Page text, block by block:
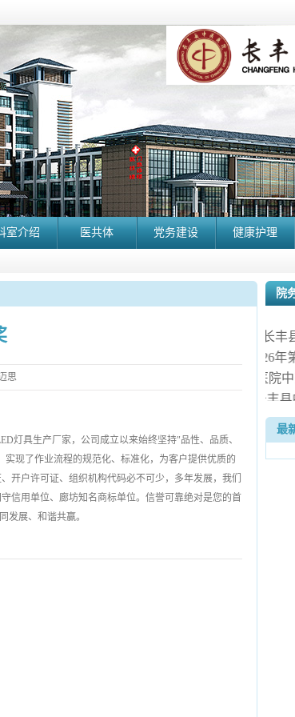
室介绍 医共体 党务建设 健康护理
院
长丰
长丰县中医院2026年
长丰县中医
长丰
长丰
长丰县中医院病房
最
思
灯具生产厂家，公司成立以来始终坚持"品性、品质、
现了作业流程的规范化、标准化，为客户提供优质的
开户许可证、组织机构代码必不可少，多年发展，我们
信用单位、廊坊知名商标单位。信誉可靠绝对是您的首
发展、和谐共赢。